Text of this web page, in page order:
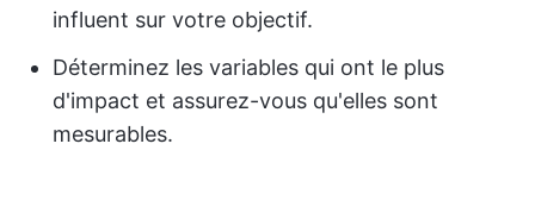
influent sur votre objectif.
Déterminez les variables qui ont le plus
d'impact et assurez-vous qu'elles sont
mesurables.